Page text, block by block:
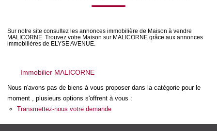
NOTRE AGENCE
Nous Rejoindre
Nos Actualités
Créer une alerte
Sur notre site consultez les annonces immobilière de Maison à vendre
MALICORNE. Trouvez votre Maison sur MALICORNE grâce aux annonces
immobilières de ELYSE AVENUE.
Immobilier MALICORNE
Nous n'avons pas de biens à vous proposer dans la catégorie pour le
moment , plusieurs options s'offrent à vous :
Transmettez-nous votre demande